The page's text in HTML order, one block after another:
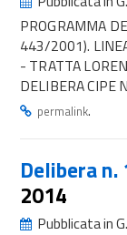
PROGRAMMA
443/2001).
- TRATTA
DELIBERA CIPE
permalink.
Delibera
2014
Pubblicata in